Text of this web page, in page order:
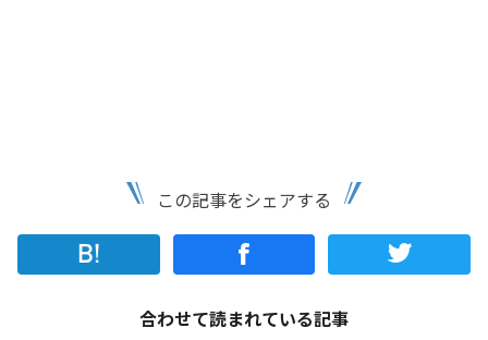
この記事をシェアする
合わせて読まれている記事